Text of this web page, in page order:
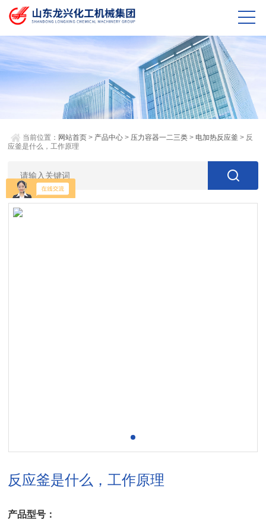
当前位置： 网站首页 > 产品中心 > 压力容器一二三类 > 电加热反应釜 > 反
应釜是什么，工作原理
反应釜是什么，工作原理
产品型号：